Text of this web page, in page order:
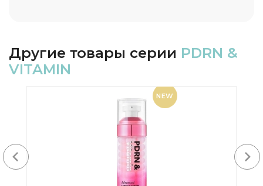
Другие товары серии PDRN &
VITAMIN
NEW